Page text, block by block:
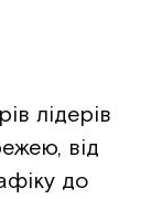
лідерів
від
до